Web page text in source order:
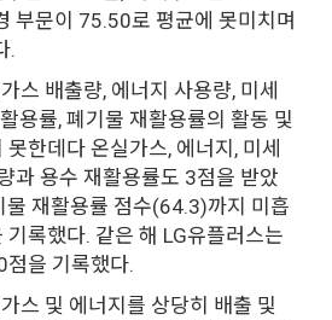
부문이 75.50로 평균에 못미치며
.
스 배출량, 에너지 사용량, 미세
용률, 폐기물 재활용률의 활동 및
한데다 온실가스, 에너지, 미세
과 용수 재활용률도 3점을 받았
물 재활용률 점수(64.3)까지 미흡
록했다. 같은 해 LG유플러스는
을 기록했다.
스 및 에너지를 상당히 배출 및